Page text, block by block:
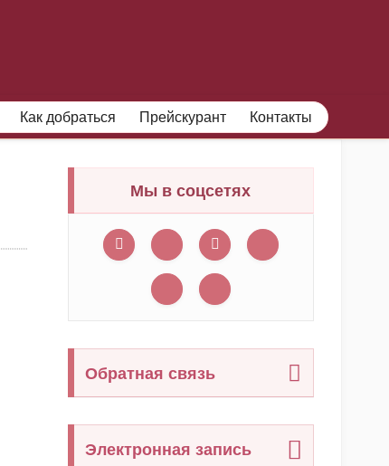
Как добраться Прейскурант Контакты
Мы в соцсетях
Обратная связь
Электронная запись